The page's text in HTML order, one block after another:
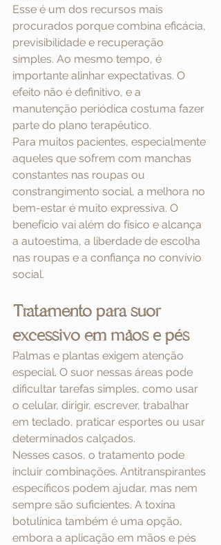
Esse é um dos recursos mais
procurados porque combina eficácia,
previsibilidade e recuperação
simples. Ao mesmo tempo, é
importante alinhar expectativas. O
efeito não é definitivo, e a
manutenção periódica costuma fazer
parte do plano terapêutico.
Para muitos pacientes, especialmente
aqueles que sofrem com manchas
constantes nas roupas ou
constrangimento social, a melhora no
bem-estar é muito expressiva. O
benefício vai além do físico e alcança
a autoestima, a liberdade de escolha
nas roupas e a confiança no convívio
social.
Tratamento para suor
excessivo em mãos e pés
Palmas e plantas exigem atenção
especial. O suor nessas áreas pode
dificultar tarefas simples, como usar
o celular, dirigir, escrever, trabalhar
em teclado, praticar esportes ou usar
determinados calçados.
Nesses casos, o tratamento pode
incluir combinações. Antitranspirantes
específicos podem ajudar, mas nem
sempre são suficientes. A toxina
botulínica também é uma opção,
embora a aplicação em mãos e pés